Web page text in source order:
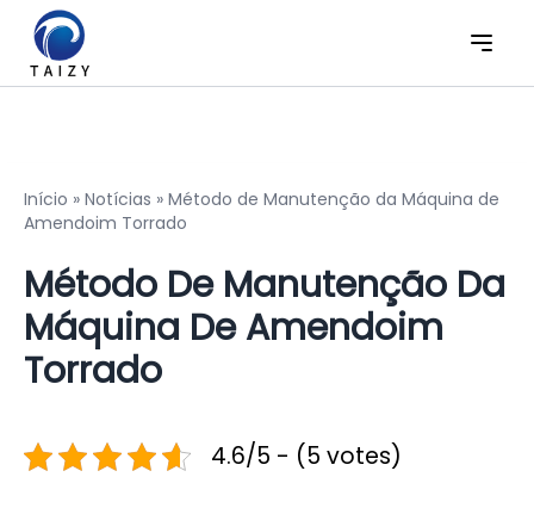
Início » Notícias » Método de Manutenção da Máquina de
Amendoim Torrado
Método De Manutenção Da
Máquina De Amendoim
Torrado
4.6/5 - (5 votes)